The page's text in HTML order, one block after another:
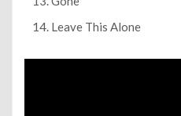
Leave This Alone